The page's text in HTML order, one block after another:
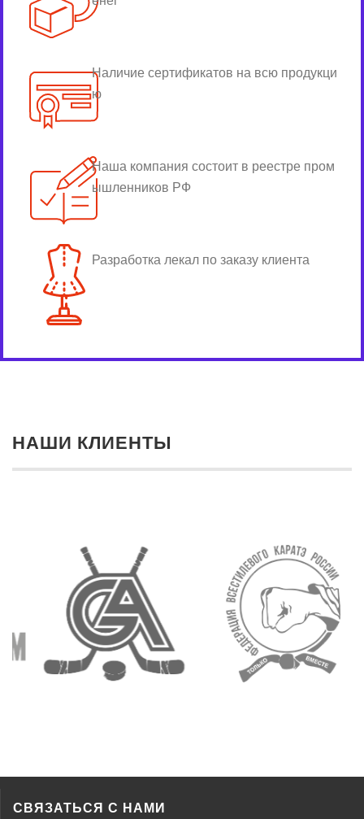
Наличие сертификатов на всю продукци
ю
Наша компания состоит в реестре пром
ышленников РФ
Разработка лекал по заказу клиента
НАШИ КЛИЕНТЫ
СВЯЗАТЬСЯ С НАМИ